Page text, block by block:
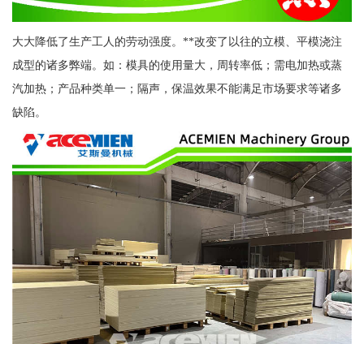
大大降低了生产工人的劳动强度。**改变了以往的立模、平模浇注
成型的诸多弊端。如：模具的使用量大，周转率低；需电加热或蒸
汽加热；产品种类单一；隔声，保温效果不能满足市场要求等诸多
缺陷。